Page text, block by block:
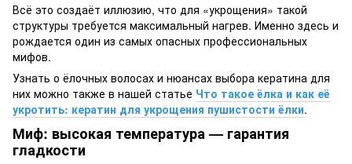
Всё это создаёт иллюзию, что для «укрощения» такой
структуры требуется максимальный нагрев. Именно здесь и
рождается один из самых опасных профессиональных
мифов.
Узнать о ёлочных волосах и нюансах выбора кератина для
них можно также в нашей статье Что такое ёлка и как её
укротить: кератин для укрощения пушистости ёлки.
Миф: высокая температура — гарантия
гладкости